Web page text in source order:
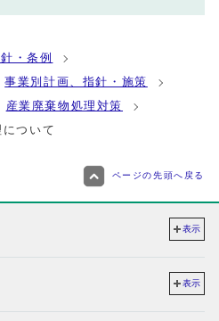
・条例
事業別計画、指針・施策
産業廃棄物処理対策
ついて
ページの先頭へ戻る
表示
表示